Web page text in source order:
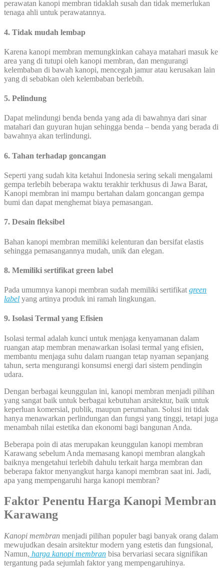
perawatan kanopi membran tidaklah susah dan tidak memerlukan
tenaga ahli untuk perawatannya.
4. Tidak mudah lembap
Karena kanopi membran memungkinkan cahaya matahari masuk ke
area yang di tutupi oleh kanopi membran, dan mengurangi
kelembaban di bawah kanopi, mencegah jamur atau kerusakan lain
yang di sebabkan oleh kelembaban berlebih.
5. Pelindung
Dapat melindungi benda benda yang ada di bawahnya dari sinar
matahari dan guyuran hujan sehingga benda – benda yang berada di
bawahnya akan terlindungi.
6. Tahan terhadap goncangan
Seperti yang sudah kita ketahui Indonesia sering sekali mengalami
gempa terlebih beberapa waktu terakhir terkhusus di Jawa Barat,
Kanopi membran ini mampu bertahan dalam goncangan gempa
bumi dan dapat menghemat biaya pemasangan.
7. Desain fleksibel
Bahan kanopi membran memiliki kelenturan dan bersifat elastis
sehingga pemasangannya mudah, unik dan elegan.
8. Memiliki sertifikat green label
Pada umumnya kanopi membran sudah memiliki sertifikat green
label yang artinya produk ini ramah lingkungan.
9. Isolasi Termal yang Efisien
Isolasi termal adalah kunci untuk menjaga kenyamanan dalam
ruangan atap membran menawarkan isolasi termal yang efisien,
membantu menjaga suhu dalam ruangan tetap nyaman sepanjang
tahun, serta mengurangi konsumsi energi dari sistem pendingin
udara.
Dengan berbagai keunggulan ini, kanopi membran menjadi pilihan
yang sangat baik untuk berbagai kebutuhan arsitektur, baik untuk
keperluan komersial, publik, maupun perumahan. Solusi ini tidak
hanya menawarkan perlindungan dan fungsi yang tinggi, tetapi juga
menambah nilai estetika dan ekonomi bagi bangunan Anda.
Beberapa poin di atas merupakan keunggulan kanopi membran
Karawang sebelum Anda memasang kanopi membran alangkah
baiknya mengetahui terlebih dahulu terkait harga membran dan
beberapa faktor menyangkut harga kanopi membran saat ini. Jadi,
apa yang mempengaruhi harga kanopi membran?
Faktor Penentu Harga Kanopi Membran
Karawang
Kanopi membran menjadi pilihan populer bagi banyak orang dalam
mewujudkan desain arsitektur modern yang estetis dan fungsional,
Namun, harga kanopi membran bisa bervariasi secara signifikan
tergantung pada sejumlah faktor yang mempengaruhinya.